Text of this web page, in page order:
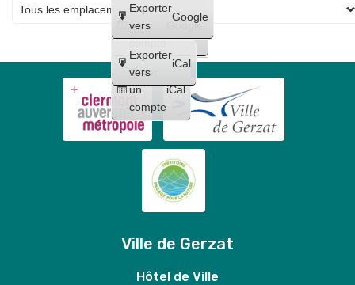
Créer
un
compte
Google
Créer
un
compte
iCal
Exporter
vers
Google
Exporter
vers
iCal
Ville de Gerzat
Hôtel de Ville